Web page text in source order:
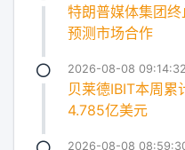
特朗普媒体集团
预测市场合作
2026-08-08 09:14:32
贝莱德IBIT本周
4.785亿美元
2026-08-08